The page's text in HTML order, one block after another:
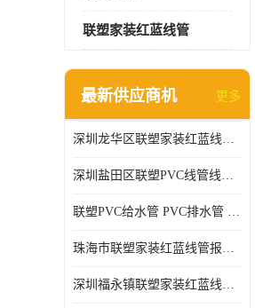
联塑家装红蓝线管
最新供应商机 更多
深圳龙华区联塑家装红蓝线管报价单
深圳盐田区联塑PVC线管线槽厂商 可零售批发
联塑PVC给水管 PVC排水管 PVC线管线槽
珠海市联塑家装红蓝线管报价表 联塑水管供货商
深圳福永镇联塑家装红蓝线管价格 支持送货上门